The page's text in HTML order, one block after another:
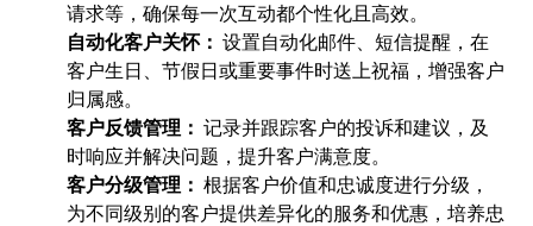
请求等，确保每一次互动都个性化且高效。
自动化客户关怀： 设置自动化邮件、短信提醒，在
客户生日、节假日或重要事件时送上祝福，增强客户
归属感。
客户反馈管理： 记录并跟踪客户的投诉和建议，及
时响应并解决问题，提升客户满意度。
客户分级管理： 根据客户价值和忠诚度进行分级，
为不同级别的客户提供差异化的服务和优惠，培养忠